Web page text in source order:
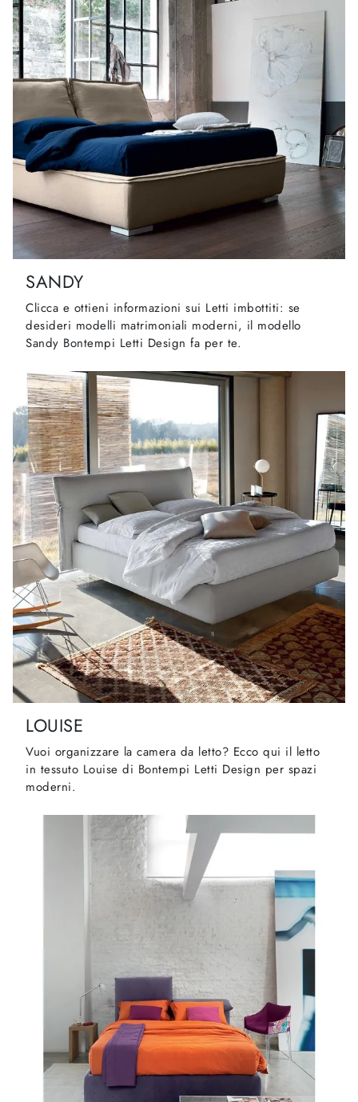
SANDY
Clicca e ottieni informazioni sui Letti imbottiti: se
desideri modelli matrimoniali moderni, il modello
Sandy Bontempi Letti Design fa per te.
LOUISE
Vuoi organizzare la camera da letto? Ecco qui il letto
in tessuto Louise di Bontempi Letti Design per spazi
moderni.